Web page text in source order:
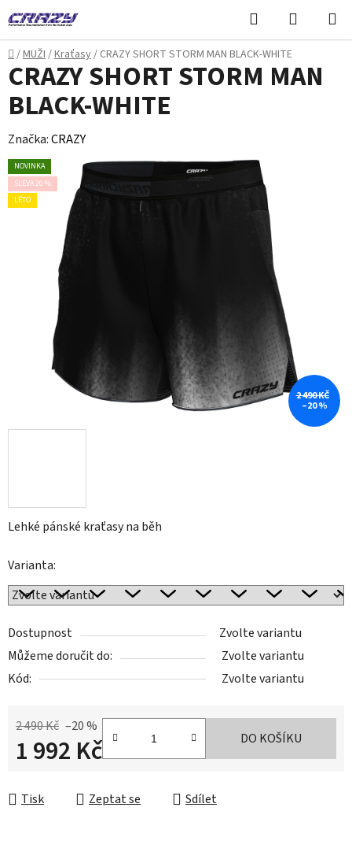
na
obsah
Hledat
KOŠÍK
Domů
/MUŽI/Kraťasy/ CRAZY SHORT STORM MAN BLACK-WHITE
Lehké pánské kraťasy na běh
Varianta:
Dostupnost
Zvolte variantu
Můžeme doručit do:
Zvolte variantu
Kód:
Zvolte variantu
2 490 Kč –20 %
1 992 Kč DO KOŠÍKU
Tisk Zeptat se Sdílet
CRAZY SHORT STORM MAN
BLACK-WHITE
Značka:CRAZY
NOVINKA
SLEVA 20 %
LÉTO
2 490 KČ
–20 %